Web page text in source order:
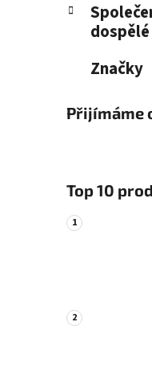
dospělé
Značky
Přijímáme
Top 10